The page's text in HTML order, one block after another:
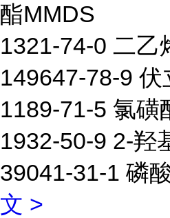
酯MMDS
1321-74-0 二乙
149647-78-9 伏
1189-71-5 氯磺
1932-50-9 2-羟
39041-31-1 磷
文 >